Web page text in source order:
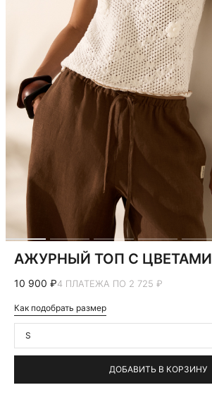
АЖУРНЫЙ ТОП С ЦВЕТАМИ
10 900 ₽4 ПЛАТЕЖА ПО 2 725 ₽
Как подобрать размер
S
ДОБАВИТЬ В КОРЗИНУ